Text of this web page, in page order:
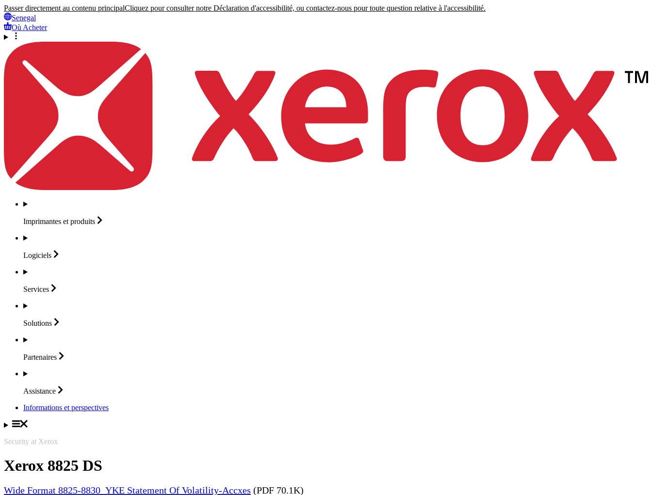
Passer directement au contenu principalCliquez pour consulter notre Déclaration d'accessibilité, ou contactez-nous pour toute question relative à l'accessibilité.
Senegal
Où Acheter
Imprimantes et produits
Logiciels
Services
Solutions
Partenaires
Assistance
Informations et perspectives
Security at Xerox
Xerox 8825 DS
Wide Format 8825-8830_YKE Statement Of Volatility-Accxes (PDF 70.1K)